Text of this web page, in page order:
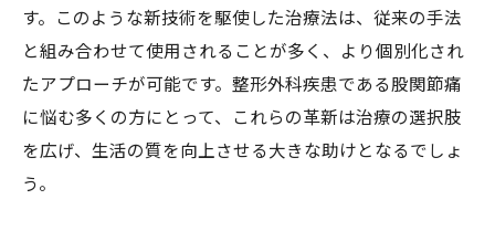
す。このような新技術を駆使した治療法は、従来の手法
と組み合わせて使用されることが多く、より個別化され
たアプローチが可能です。整形外科疾患である股関節痛
に悩む多くの方にとって、これらの革新は治療の選択肢
を広げ、生活の質を向上させる大きな助けとなるでしょ
う。